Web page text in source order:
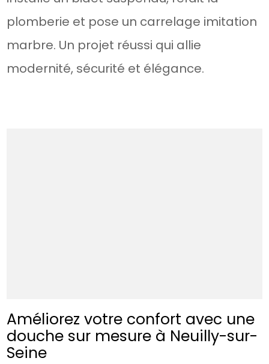
plomberie et pose un carrelage imitation
marbre. Un projet réussi qui allie
modernité, sécurité et élégance.
Améliorez votre confort avec une
douche sur mesure à Neuilly-sur-
Seine